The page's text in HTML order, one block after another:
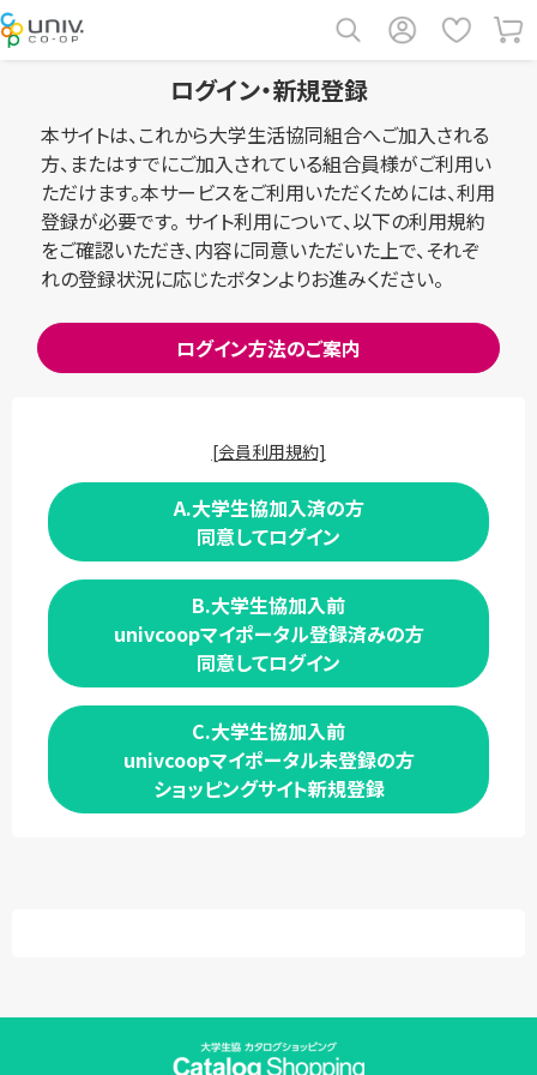
ログイン・新規登録
本サイトは、これから大学生活協同組合へご加入される
方、またはすでにご加入されている組合員様がご利用い
ただけます。本サービスをご利用いただくためには、利用
登録が必要です。 サイト利用について、以下の利用規約
をご確認いただき、内容に同意いただいた上で、それぞ
れの登録状況に応じたボタンよりお進みください。
ログイン方法のご案内
[会員利用規約]
A.大学生協加入済の方
同意してログイン
B.大学生協加入前
univcoopマイポータル登録済みの方
同意してログイン
C.大学生協加入前
univcoopマイポータル未登録の方
ショッピングサイト新規登録